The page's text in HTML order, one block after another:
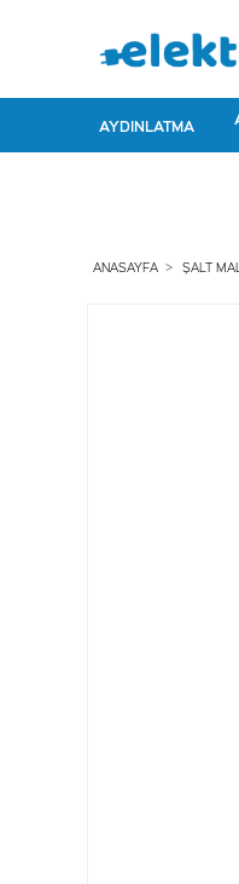
AYDINLATMA
ANASAYFA ŞALT